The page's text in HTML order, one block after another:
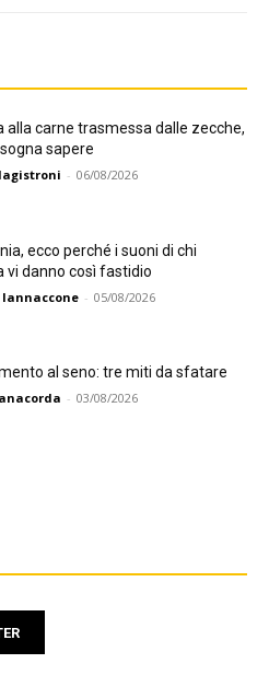
alla carne trasmessa dalle zecche,
sapere
- 06/08/2026
ecco perché i suoni di chi
vi danno così fastidio
Iannaccone - 05/08/2026
al seno: tre miti da sfatare
- 03/08/2026